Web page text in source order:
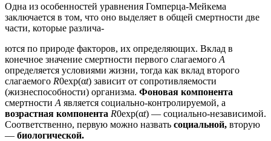
Одна из особенностей уравнения Гомперца-Мейкема
заключается в том, что оно выделяет в общей смертности две
части, которые различа-
ются по природе факторов, их определяющих. Вклад в
конечное значение смертности первого слагаемого А
определяется условиями жизни, тогда как вклад второго
слагаемого R0ехр(αt) зависит от сопротивляемости
(жизнеспособности) организма. Фоновая компонента
смертности А является социально-контролируемой, а
возрастная компонента R0ехр(αt) — социально-независимой.
Соответственно, первую можно назвать социальной, вторую
— биологической.